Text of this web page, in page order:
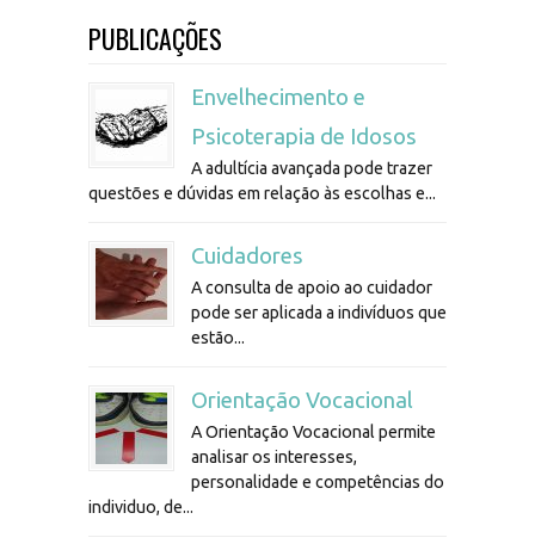
PUBLICAÇÕES
Envelhecimento e
Psicoterapia de Idosos
A adultícia avançada pode trazer
questões e dúvidas em relação às escolhas e...
Cuidadores
A consulta de apoio ao cuidador
pode ser aplicada a indivíduos que
estão...
Orientação Vocacional
A Orientação Vocacional permite
analisar os interesses,
personalidade e competências do
individuo, de...